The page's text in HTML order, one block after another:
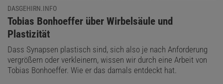
DASGEHIRN.INFO
:
Tobias Bonhoeffer über Wirbelsäule und
Plastizität
Dass Synapsen plastisch sind, sich also je nach Anforderung
vergrößern oder verkleinern, wissen wir durch eine Arbeit von
Tobias Bonhoeffer. Wie er das damals entdeckt hat.